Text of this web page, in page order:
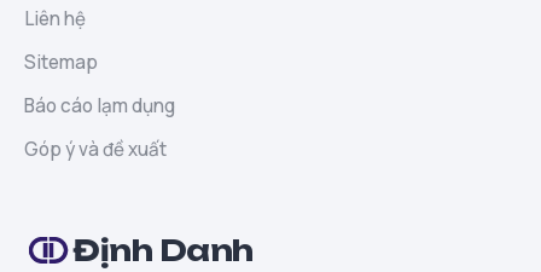
Liên hệ
Sitemap
Báo cáo lạm dụng
Góp ý và đề xuất
Định Danh